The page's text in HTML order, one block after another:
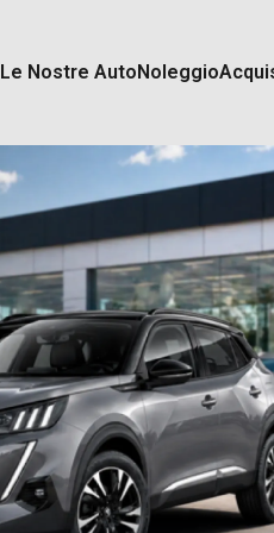
Le Nostre AutoNoleggio